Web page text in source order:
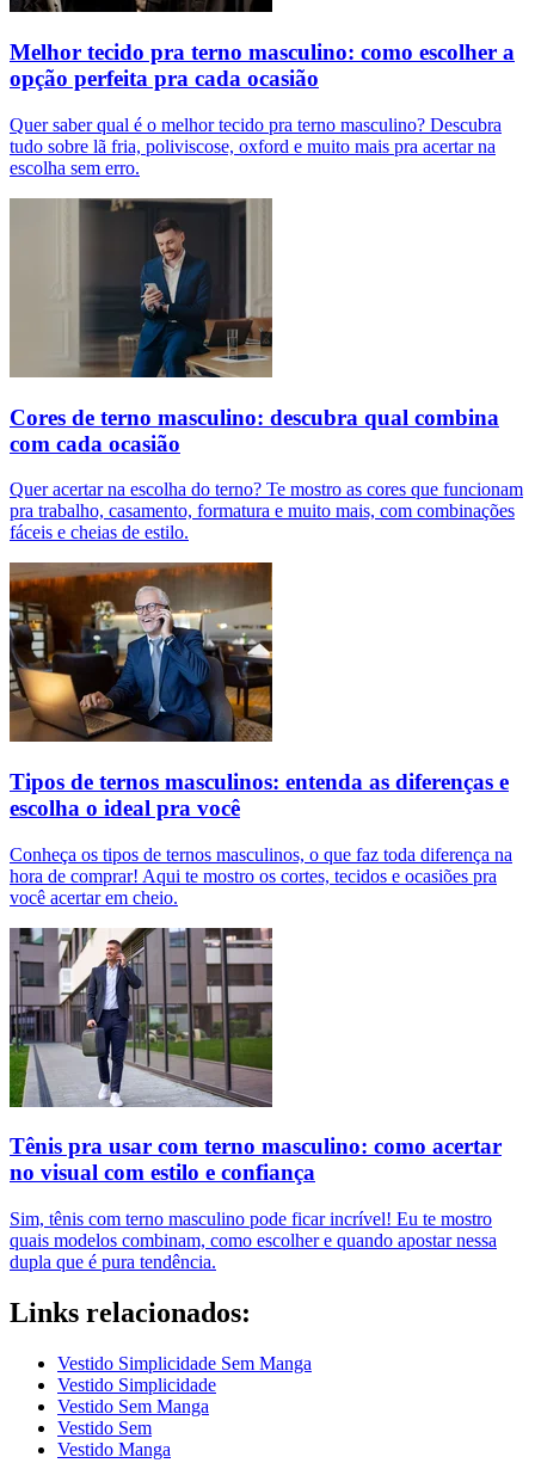
Melhor tecido pra terno masculino: como escolher a
opção perfeita pra cada ocasião
Quer saber qual é o melhor tecido pra terno masculino? Descubra
tudo sobre lã fria, poliviscose, oxford e muito mais pra acertar na
escolha sem erro.
Cores de terno masculino: descubra qual combina
com cada ocasião
Quer acertar na escolha do terno? Te mostro as cores que funcionam
pra trabalho, casamento, formatura e muito mais, com combinações
fáceis e cheias de estilo.
Tipos de ternos masculinos: entenda as diferenças e
escolha o ideal pra você
Conheça os tipos de ternos masculinos, o que faz toda diferença na
hora de comprar! Aqui te mostro os cortes, tecidos e ocasiões pra
você acertar em cheio.
Tênis pra usar com terno masculino: como acertar
no visual com estilo e confiança
Sim, tênis com terno masculino pode ficar incrível! Eu te mostro
quais modelos combinam, como escolher e quando apostar nessa
dupla que é pura tendência.
Links relacionados:
Vestido Simplicidade Sem Manga
Vestido Simplicidade
Vestido Sem Manga
Vestido Sem
Vestido Manga